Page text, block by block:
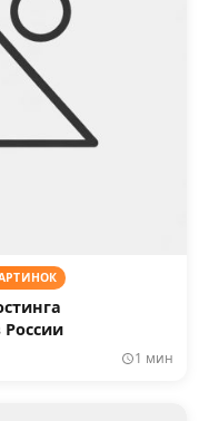
1 мин